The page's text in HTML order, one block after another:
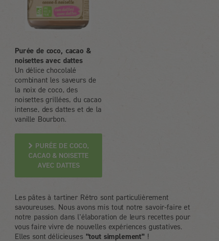
Purée de coco, cacao &
noisettes avec dattes
Un délice chocolalé
combinant les saveurs de
la noix de coco, des
noisettes grillées, du cacao
intense, des dattes et de la
vanille Bourbon.
PURÉE DE COCO,
CACAO & NOISETTE
AVEC DATTES
Les pâtes à tartiner Rétro sont particulièrement
savoureuses. Nous avons mis tout notre savoir-faire et
notre passion dans l'élaboration de leurs recettes pour
vous faire vivre de nouvelles expériences gustatives.
Elles sont délicieuses "tout simplement" !